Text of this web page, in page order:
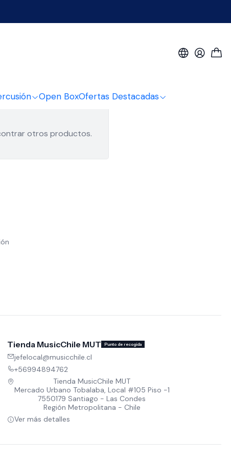
Open BoxOfertas Destacadas
otros productos.
Tienda MusicChile MUT Punto de recogida
jefelocal@musicchile.cl
+56994894762
Tienda MusicChile MUT
Mercado Urbano Tobalaba, Local #105 Piso -1
7550179 Santiago - Las Condes
Región Metropolitana - Chile
Ver más detalles